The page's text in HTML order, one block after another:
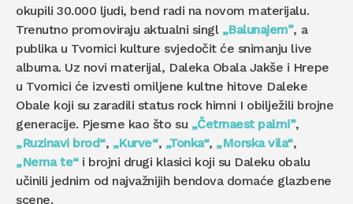
okupili 30.000 ljudi, bend radi na novom materijalu.
Trenutno promoviraju aktualni singl „Balunajem”, a
publika u Tvornici kulture svjedočit će snimanju live
albuma. Uz novi materijal, Daleka Obala Jakše i Hrepe
u Tvornici će izvesti omiljene kultne hitove Daleke
Obale koji su zaradili status rock himni I obilježili brojne
generacije. Pjesme kao što su „Četrnaest palmi”,
„Ruzinavi brod“, „Kurve“, „Tonka“, „Morska vila“,
„Nema te“i brojni drugi klasici koji su Daleku obalu
učinili jednim od najvažnijih bendova domaće glazbene
scene.